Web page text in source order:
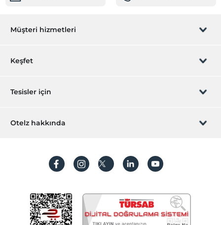
Müşteri hizmetleri
Rezervasyon yönet
Sıkça sorulan sorular
İşlem rehberi
Keşfet
Hediye Kart
Hesap oluştur
Tesisler için
Hemen tesisinizi ekleyin
Otelz hakkında
Koşullar ve şartlar